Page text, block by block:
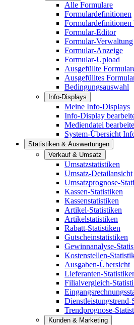
Alle Formulare
Formulardefinitionen
Formulardefinitionen
Formular-Editor
Formular-Verwaltung
Formular-Anzeige
Formular-Upload
Ausgefüllte
Ausgefülltes
Bedingungsauswahl
Info-Displays
Meine Info-Displays
Info-Display
Mediendatei
System-Übersicht
Statistiken & Auswertungen
Verkauf & Umsatz
Umsatzstatistiken
Umsatz-Detailansicht
Umsatzprognose-
Kassen-Statistiken
Kassenstatistiken
Artikel-Statistiken
Artikelstatistiken
Rabatt-Statistiken
Gutscheinstatistiken
Gewinnanalyse-
Kostenstellen-
Ausgaben-Übersicht
Lieferanten-
Filialvergleich-
Dienstleistungstrend-
Trendprognose-
Kunden & Marketing